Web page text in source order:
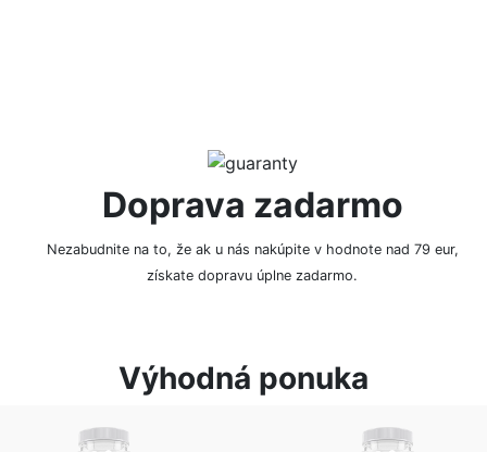
Doprava zadarmo
Nezabudnite na to, že ak u nás nakúpite v hodnote nad 79 eur,
získate dopravu úplne zadarmo.
Výhodná ponuka